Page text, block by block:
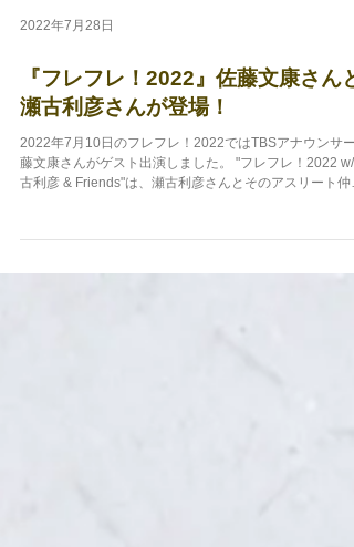
2022年7月28日
『フレフレ！2022』佐藤文康さんと
瀬古利彦さんが登場！
2022年7月10日のフレフレ！2022ではTBSアナウンサー